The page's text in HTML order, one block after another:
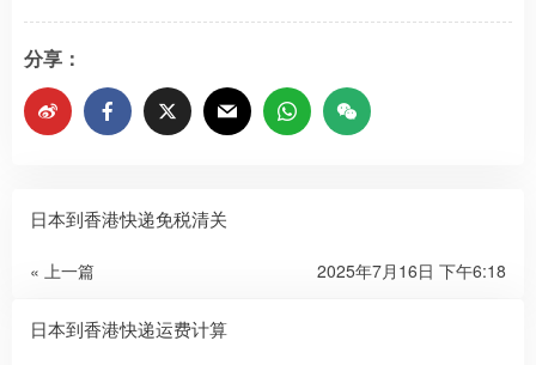
分享：
日本到香港快递免税清关
« 上一篇 2025年7月16日 下午6:18
日本到香港快递运费计算